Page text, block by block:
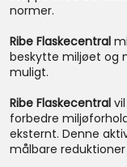
normer.
Ribe Flaskecentral
beskytte miljøet og
muligt.
Ribe Flaskecentralvil
forbedre
eksternt. Denne
målbare